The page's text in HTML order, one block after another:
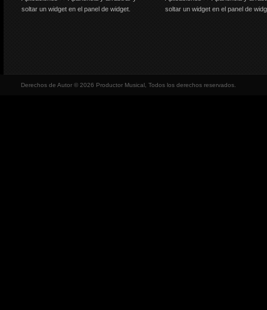
soltar un widget en el panel de widget.
soltar un widget en el panel de
Derechos de Autor © 2026 Productor Musical, Todos los derechos reservados.